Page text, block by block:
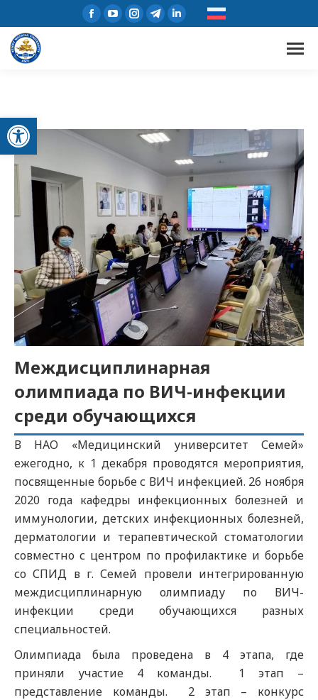
Открыть панель инструментов
Междисциплинарная
олимпиада по ВИЧ-инфекции
среди обучающихся
В НАО «Медицинский университет Семей»
ежегодно, к 1 декабря проводятся мероприятия,
посвященные борьбе с ВИЧ инфекцией. 26 ноября
2020 года кафедры инфекционных болезней и
иммунологии, детских инфекционных болезней,
дерматологии и терапевтической стоматологии
совместно с центром по профилактике и борьбе
со СПИД в г. Семей провели интегрированную
междисциплинарную олимпиаду по ВИЧ-
инфекции среди обучающихся разных
специальностей.
Олимпиада была проведена в 4 этапа, где
приняли участие 4 команды. 1 этап –
представление команды. 2 этап – конкурс